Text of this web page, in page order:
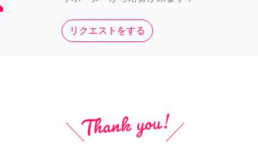
リクエストをする